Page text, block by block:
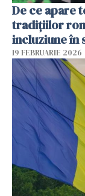
De ce apare
tradițiilor
incluziune în
19 FEBRUARIE 2026